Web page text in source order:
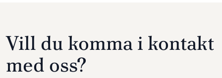
Vill du komma i kontakt
med oss?